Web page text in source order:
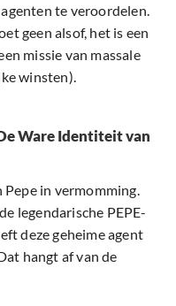
te veroordelen.
geen alsof, het is een
missie van massale
winsten).
Ware Identiteit van
Pepe in vermomming.
legendarische PEPE-
deze geheime agent
hangt af van de